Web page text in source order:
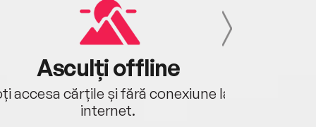
Asculți offline
accesa cărțile și fără conexiune la
internet.